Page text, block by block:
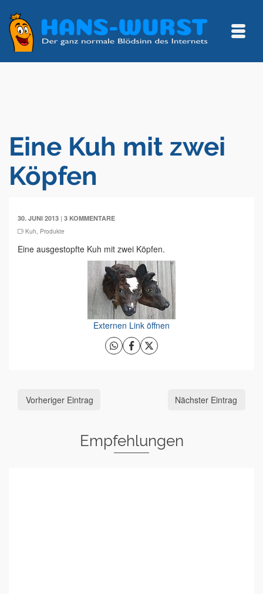
Eine Kuh mit zwei
Köpfen
30. JUNI 2013 | 3 KOMMENTARE
Kuh, Produkte
Eine ausgestopfte Kuh mit zwei Köpfen.
Externen Link öffnen
Vorheriger Eintrag Nächster Eintrag
Empfehlungen